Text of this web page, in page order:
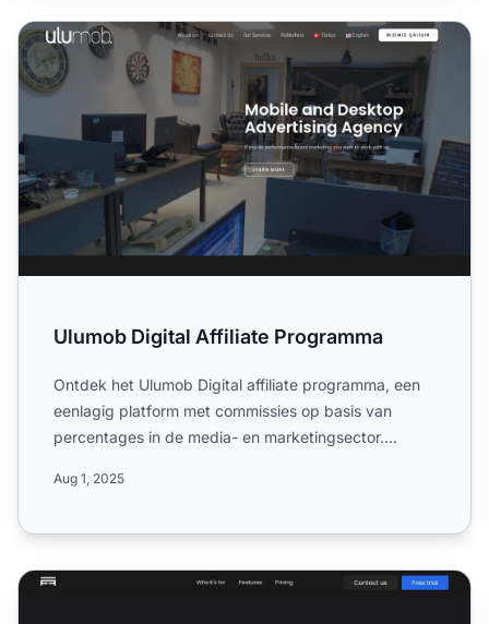
Ulumob Digital Affiliate Programma
Ulumob Digital Affiliate Programma
Ontdek het Ulumob Digital affiliate programma, een
eenlagig platform met commissies op basis van
percentages in de media- en marketingsector.
Aug 1, 2025
Affigate Affiliate Programma